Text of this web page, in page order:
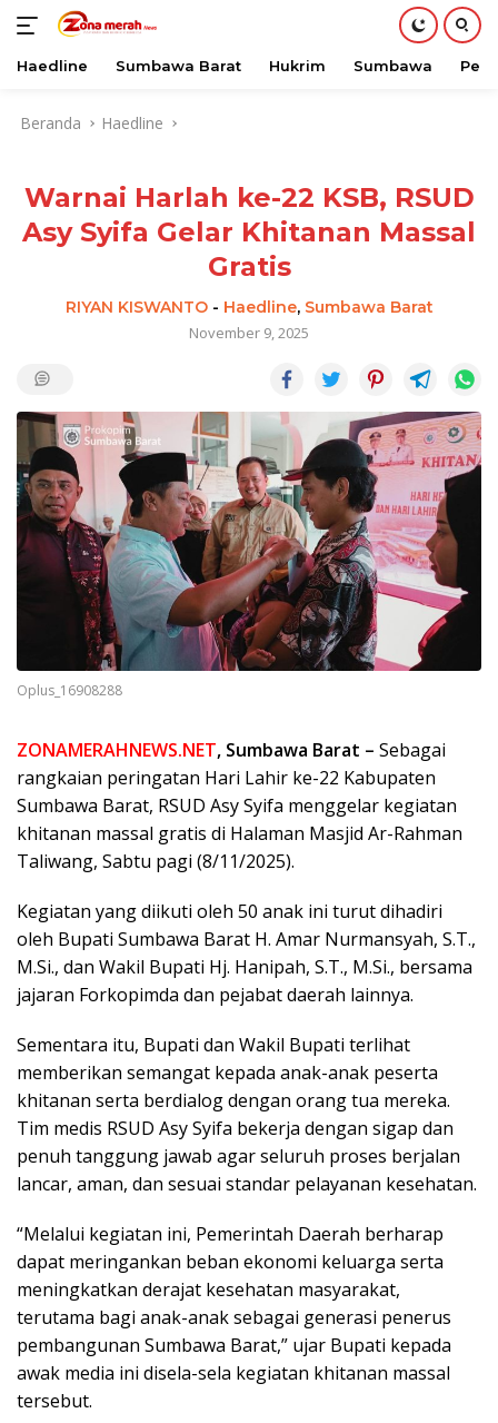
Haedline Sumbawa Barat Hukrim Sumbawa
Beranda Haedline
Warnai Harlah ke-22 KSB, RSUD
Asy Syifa Gelar Khitanan Massal
Gratis
RIYAN KISWANTO- Haedline, Sumbawa Barat
November 9, 2025
Oplus_16908288
ZONAMERAHNEWS.NET, Sumbawa Barat – Sebagai
rangkaian peringatan Hari Lahir ke-22 Kabupaten
Sumbawa Barat, RSUD Asy Syifa menggelar kegiatan
khitanan massal gratis di Halaman Masjid Ar-Rahman
Taliwang, Sabtu pagi (8/11/2025).
Kegiatan yang diikuti oleh 50 anak ini turut dihadiri
oleh Bupati Sumbawa Barat H. Amar Nurmansyah, S.T.,
M.Si., dan Wakil Bupati Hj. Hanipah, S.T., M.Si., bersama
jajaran Forkopimda dan pejabat daerah lainnya.
Sementara itu, Bupati dan Wakil Bupati terlihat
memberikan semangat kepada anak-anak peserta
khitanan serta berdialog dengan orang tua mereka.
Tim medis RSUD Asy Syifa bekerja dengan sigap dan
penuh tanggung jawab agar seluruh proses berjalan
lancar, aman, dan sesuai standar pelayanan kesehatan.
“Melalui kegiatan ini, Pemerintah Daerah berharap
dapat meringankan beban ekonomi keluarga serta
meningkatkan derajat kesehatan masyarakat,
terutama bagi anak-anak sebagai generasi penerus
pembangunan Sumbawa Barat,” ujar Bupati kepada
awak media ini disela-sela kegiatan khitanan massal
tersebut.